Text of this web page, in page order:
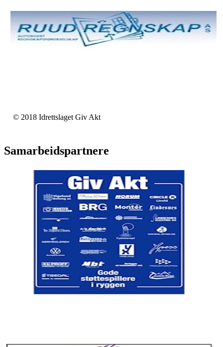
© 2018 Idrettslaget Giv Akt
Samarbeidspartnere